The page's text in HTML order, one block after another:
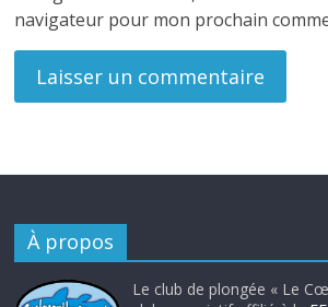
navigateur pour mon prochain
À propos
Le club de plongée « Le